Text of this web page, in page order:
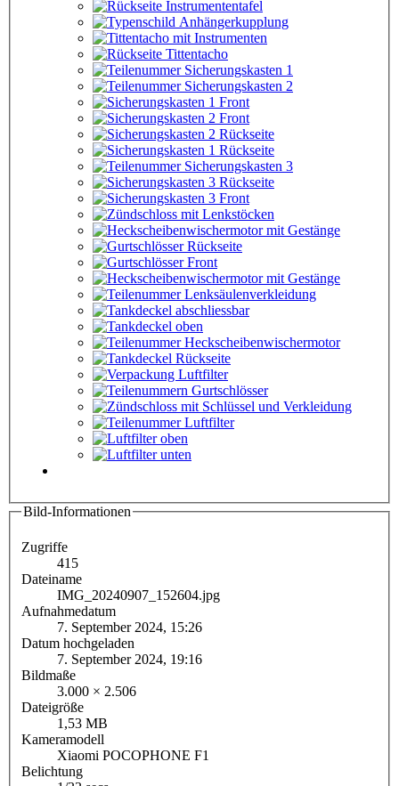
Bild-Informationen
Zugriffe
415
Dateiname
IMG_20240907_152604.jpg
Aufnahmedatum
7. September 2024, 15:26
Datum hochgeladen
7. September 2024, 19:16
Bildmaße
3.000 × 2.506
Dateigröße
1,53 MB
Kameramodell
Xiaomi POCOPHONE F1
Belichtung